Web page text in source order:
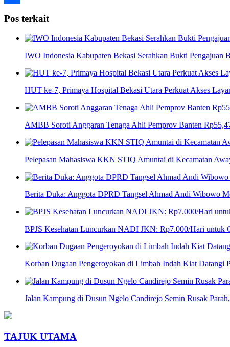
Pos terkait
IWO Indonesia Kabupaten Bekasi Serahkan Bukti Pengajuan
HUT ke-7, Primaya Hospital Bekasi Utara Perkuat Akses
AMBB Soroti Anggaran Tenaga Ahli Pemprov Banten
Pelepasan Mahasiswa KKN STIQ Amuntai di Kecamatan
Berita Duka: Anggota DPRD Tangsel Ahmad Andi Wibowo
BPJS Kesehatan Luncurkan NADI JKN: Rp7.000/Hari untuk
Korban Dugaan Pengeroyokan di Limbah Indah Kiat Datangi
Jalan Kampung di Dusun Ngelo Candirejo Semin Rusak
TAJUK UTAMA